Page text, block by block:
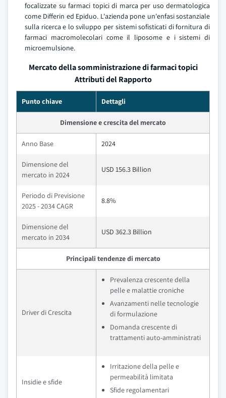
focalizzate su farmaci topici di marca per uso dermatologica
come Differin ed Epiduo. L'azienda pone un'enfasi sostanziale
sulla ricerca e lo sviluppo per sistemi sofisticati di fornitura di
farmaci macromolecolari come il liposome e i sistemi di
microemulsione.
Mercato della somministrazione di farmaci topici
Attributi del Rapporto
Punto chiave Dettagli
Dimensione e crescita del mercato
Anno Base 2024
Dimensione del
mercato in 2024
USD 156.3 Billion
Periodo di Previsione
2025 - 2034 CAGR
8.8%
Dimensione del
mercato in 2034
USD 362.3 Billion
Principali tendenze di mercato
Driver di Crescita
Prevalenza crescente della
pelle e malattie croniche
Avanzamenti nelle tecnologie
di formulazione
Domanda crescente di
trattamenti auto-amministrati
Insidie e sfide
Irritazione della pelle e
permeabilità limitata
Sfide regolamentari